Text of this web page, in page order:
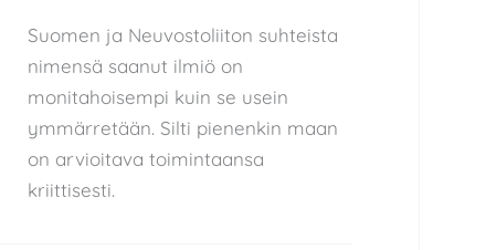
Suomen ja Neuvostoliiton suhteista
nimensä saanut ilmiö on
monitahoisempi kuin se usein
ymmärretään. Silti pienenkin maan
on arvioitava toimintaansa
kriittisesti.